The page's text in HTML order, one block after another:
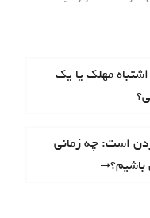
مهلک یا یک
است: چه زمانی